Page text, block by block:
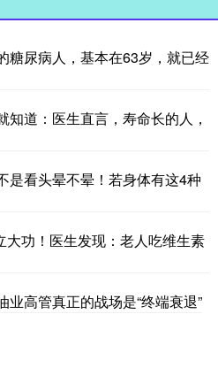
糖尿病人，基本在63岁，就已经
知道：医生直言，寿命长的人，
是看头晕不晕！若身体有这4种
功！医生发现：老人吃维生素
高管真正的战场是“终端衰退”